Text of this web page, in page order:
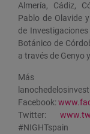
Almería, Cádiz,
Pablo de Olavide
de
Botánico de
a través de Genyo
Más
Facebook:
Twitter:
#NIGHTspain